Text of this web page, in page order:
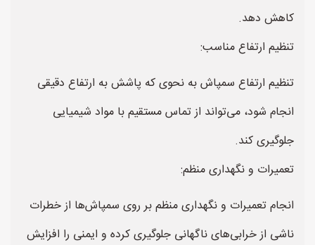
کاهش دهد.
تنظیم ارتفاع مناسب:
تنظیم ارتفاع سمپاش به نحوی که پاشش به ارتفاع دقیقی
انجام شود، می‌تواند از تماس مستقیم با مواد شیمیایی
جلوگیری کند.
تعمیرات و نگهداری منظم:
انجام تعمیرات و نگهداری منظم بر روی سمپاش‌ها از خطرات
ناشی از خرابی‌های ناگهانی جلوگیری کرده و ایمنی را افزایش